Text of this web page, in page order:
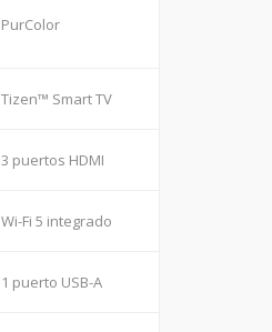
PurColor
Tizen™ Smart TV
3 puertos HDMI
Wi-Fi 5 integrado
1 puerto USB-A